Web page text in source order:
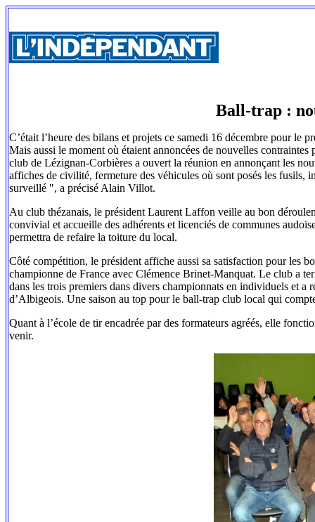
Ball-trap :
C’était l’heure des bilans et projets ce samedi 16 décembre pour
Mais aussi le moment où étaient annoncées de nouvelles
club de Lézignan-Corbières a ouvert la réunion en annonçant les
affiches de civilité, fermeture des véhicules où sont posés les fusils,
surveillé ", a précisé Alain Villot.
Au club thézanais, le président Laurent Laffon veille au bon
convivial et accueille des adhérents et licenciés de communes
permettra de refaire la toiture du local.
Côté compétition, le président affiche aussi sa satisfaction pour les
championne de France avec Clémence Brinet-Manquat. Le club a
dans les trois premiers dans divers championnats en individuels et
d’Albigeois. Une saison au top pour le ball-trap club local qui
Quant à l’école de tir encadrée par des formateurs agréés, elle
venir.